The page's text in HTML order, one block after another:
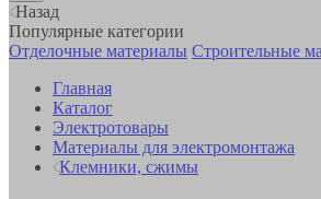
Назад
Популярные категории
Отделочные материалы Строительные
Главная
Каталог
Электротовары
Материалы для электромонтажа
Клемники, сжимы